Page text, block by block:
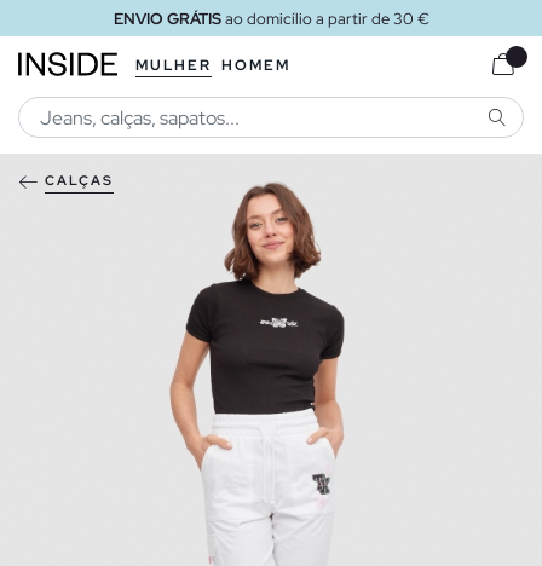
ENVIO GRÁTISao domicílio a partir de 30 €
MULHER HOMEM
CALÇAS